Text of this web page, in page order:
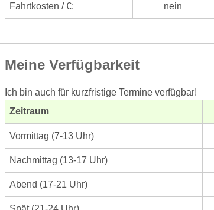
Fahrtkosten / €: nein
Meine Verfügbarkeit
Ich bin auch für kurzfristige Termine verfügbar!
Zeitraum
Vormittag (7-13 Uhr)
Nachmittag (13-17 Uhr)
Abend (17-21 Uhr)